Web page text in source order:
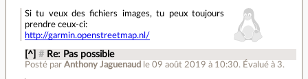
Si tu veux des fichiers images, tu peux toujours
prendre ceux-ci:
http://garmin.openstreetmap.nl/
[^] # Re: Pas possible
Posté parAnthony Jaguenaud le 09 août 2019 à 10:30. Évalué à 3.